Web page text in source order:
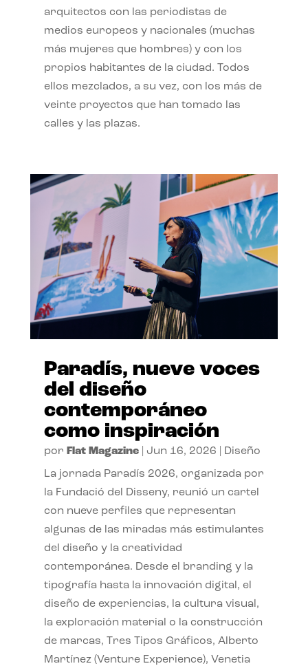
arquitectos con las periodistas de
medios europeos y nacionales (muchas
más mujeres que hombres) y con los
propios habitantes de la ciudad. Todos
ellos mezclados, a su vez, con los más de
veinte proyectos que han tomado las
calles y las plazas.
Paradís, nueve voces
del diseño
contemporáneo
como inspiración
por Flat Magazine| Jun 16, 2026 Diseño
La jornada Paradís 2026, organizada por
la Fundació del Disseny, reunió un cartel
con nueve perfiles que representan
algunas de las miradas más estimulantes
del diseño y la creatividad
contemporánea. Desde el branding y la
tipografía hasta la innovación digital, el
diseño de experiencias, la cultura visual,
la exploración material o la construcción
de marcas, Tres Tipos Gráficos, Alberto
Martínez (Venture Experience), Venetia